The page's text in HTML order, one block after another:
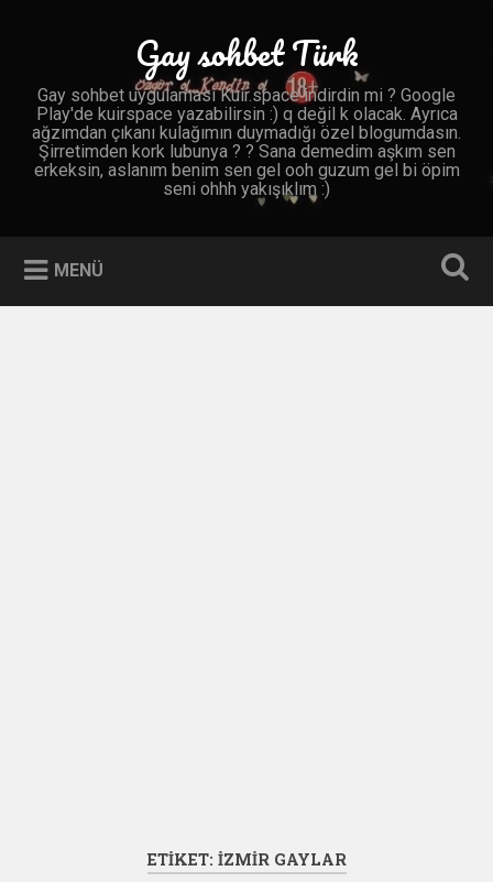
Gay sohbet Türk
Gay sohbet uygulaması Kuir.space indirdin mi ? Google
Play'de kuirspace yazabilirsin :) q değil k olacak. Ayrıca
ağzımdan çıkanı kulağımın duymadığı özel blogumdasın.
Şirretimden kork lubunya ? ? Sana demedim aşkım sen
erkeksin, aslanım benim sen gel ooh guzum gel bi öpim
seni ohhh yakışıklım :)
MENÜ
ETIKET: İZMIR GAYLAR